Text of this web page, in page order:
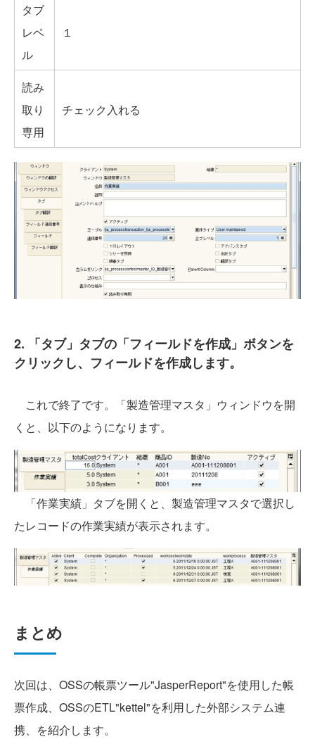
タブ
レベ
ル
１
読み
取り
専用
チェック入れる
2. 「タブ」タブの「フィールドを作成」ボタンを
クリックし、フィールドを作成します。
これで終了です。「製造管理マスタ」ウィンドウを開
くと、以下のようになります。
「作業実績」タブを開くと、製造管理マスタで選択し
たレコードの作業実績が表示されます。
まとめ
次回は、OSSの帳票ツール"JasperReport"を使用した帳
票作成、OSSのETL"kettel"を利用した外部システム連
携、を紹介します。